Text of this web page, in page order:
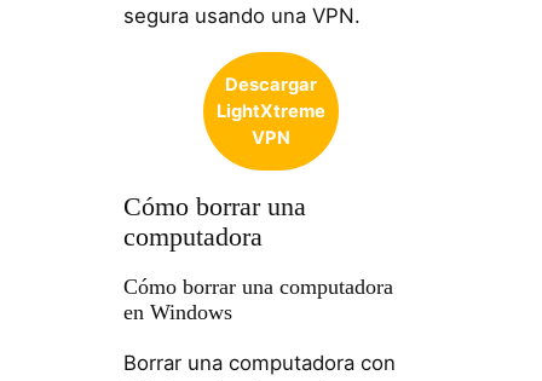
segura usando una VPN.
Descargar
LightXtreme
VPN
Cómo borrar una
computadora
Cómo borrar una computadora
en Windows
Borrar una computadora con